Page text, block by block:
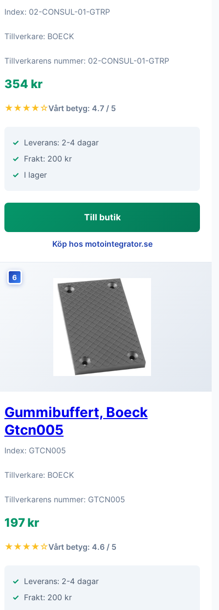
Index: 02-CONSUL-01-GTRP
Tillverkare: BOECK
Tillverkarens nummer: 02-CONSUL-01-GTRP
354 kr
★★★★☆Vårt betyg: 4.7 / 5
Leverans: 2-4 dagar
Frakt: 200 kr
I lager
Till butik
Köp hos motointegrator.se
6
Gummibuffert, Boeck
Gtcn005
Index: GTCN005
Tillverkare: BOECK
Tillverkarens nummer: GTCN005
197 kr
★★★★☆Vårt betyg: 4.6 / 5
Leverans: 2-4 dagar
Frakt: 200 kr